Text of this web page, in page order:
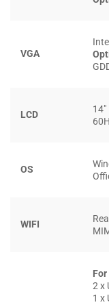
không bị biến sắc
Độ bao phủ màu
nghiệm giải trí
VGA
LCD
OS
WIFI
2 x
1 x